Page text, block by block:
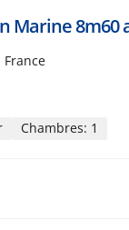
Marine 8m60
France
Chambres: 1